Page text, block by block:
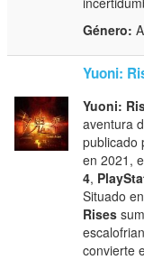
Género:
Yuoni:
Yuoni:
aventura
publicado
en 2021,
4,
Situado
Rises
convierte